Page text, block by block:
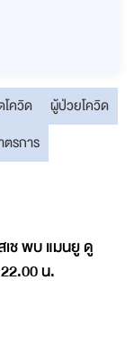
ควิด
ผู้ป่วยโควิด
รการ
ช พบ แมนยู ดู
น.